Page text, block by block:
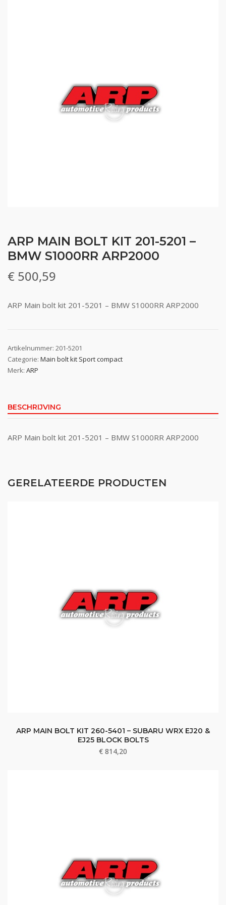
ARP MAIN BOLT KIT 201-5201 –
BMW S1000RR ARP2000
€ 500,59
ARP Main bolt kit 201-5201 – BMW S1000RR ARP2000
Artikelnummer: 201-5201
Categorie: Main bolt kit Sport compact
Merk: ARP
BESCHRIJVING
ARP Main bolt kit 201-5201 – BMW S1000RR ARP2000
GERELATEERDE PRODUCTEN
ARP MAIN BOLT KIT 260-5401 – SUBARU WRX EJ20 &
EJ25 BLOCK BOLTS
€ 814,20